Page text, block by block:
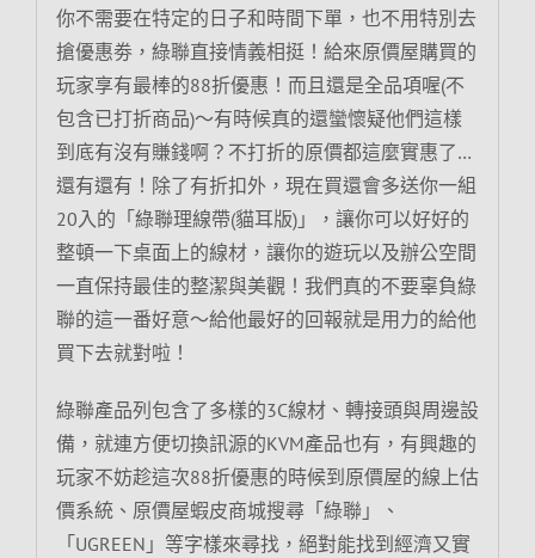
你不需要在特定的日子和時間下單，也不用特別去
搶優惠劵，綠聯直接情義相挺！給來原價屋購買的
玩家享有最棒的88折優惠！而且還是全品項喔(不
包含已打折商品)～有時候真的還蠻懷疑他們這樣
到底有沒有賺錢啊？不打折的原價都這麼實惠了…
還有還有！除了有折扣外，現在買還會多送你一組
20入的「綠聯理線帶(貓耳版)」，讓你可以好好的
整頓一下桌面上的線材，讓你的遊玩以及辦公空間
一直保持最佳的整潔與美觀！我們真的不要辜負綠
聯的這一番好意～給他最好的回報就是用力的給他
買下去就對啦！
綠聯產品列包含了多樣的3C線材、轉接頭與周邊設
備，就連方便切換訊源的KVM產品也有，有興趣的
玩家不妨趁這次88折優惠的時候到原價屋的線上估
價系統、原價屋蝦皮商城搜尋「綠聯」、
「UGREEN」等字樣來尋找，絕對能找到經濟又實